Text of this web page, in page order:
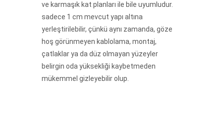
ve karmaşık kat planları ile bile uyumludur.
sadece 1 cm mevcut yapı altına
yerleştirilebilir, çünkü aynı zamanda, göze
hoş görünmeyen kablolama, montaj,
çatlaklar ya da düz olmayan yüzeyler
belirgin oda yüksekliği kaybetmeden
mükemmel gizleyebilir olup.